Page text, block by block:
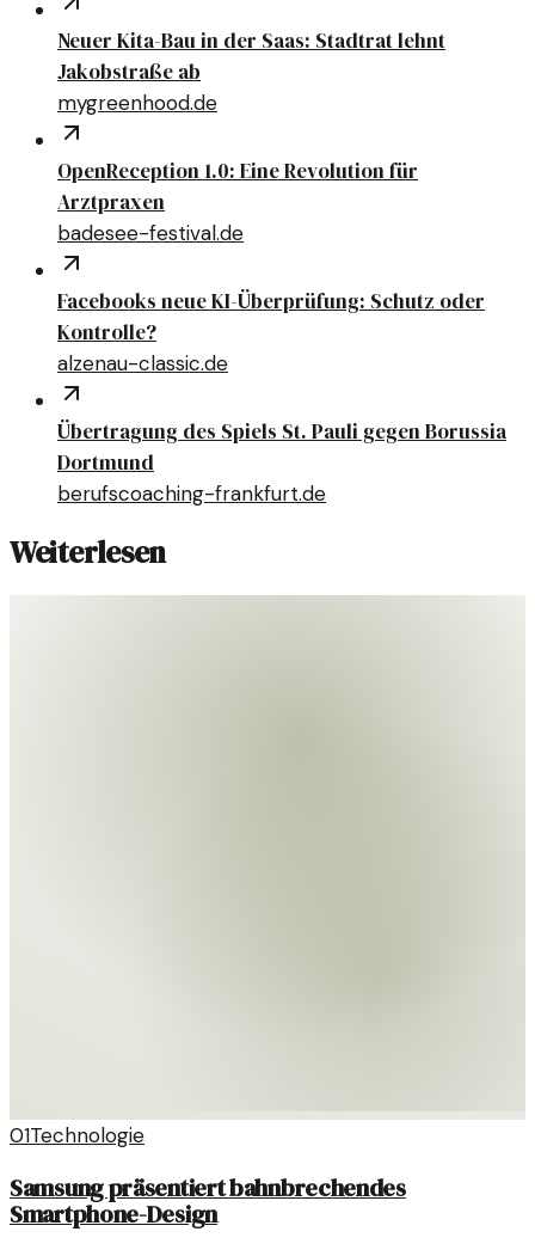
Neuer Kita-Bau in der Saas: Stadtrat lehnt
Jakobstraße ab
mygreenhood.de
OpenReception 1.0: Eine Revolution für
Arztpraxen
badesee-festival.de
Facebooks neue KI-Überprüfung: Schutz oder
Kontrolle?
alzenau-classic.de
Übertragung des Spiels St. Pauli gegen Borussia
Dortmund
berufscoaching-frankfurt.de
Weiterlesen
01Technologie
Samsung präsentiert bahnbrechendes
Smartphone-Design